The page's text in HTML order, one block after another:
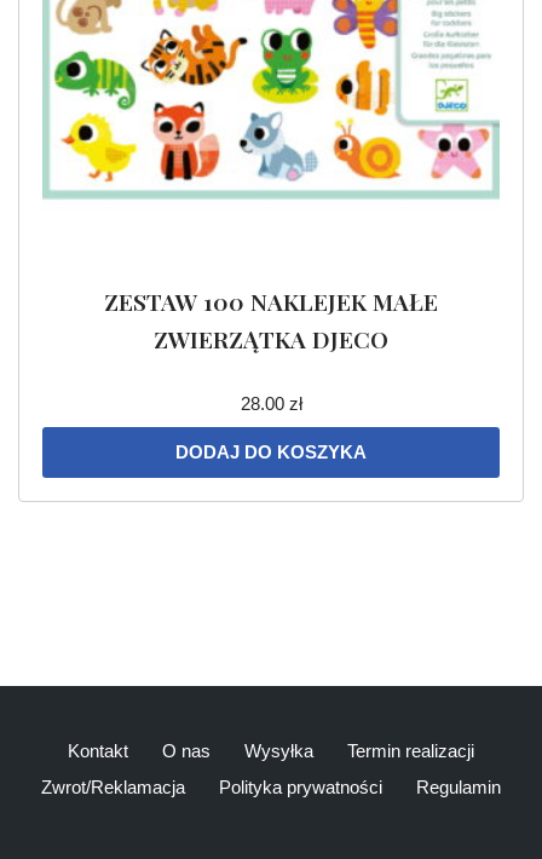
ZESTAW 100 NAKLEJEK MAŁE
ZWIERZĄTKA DJECO
28.00 zł
DODAJ DO KOSZYKA
Kontakt O nas Wysyłka
Termin realizacji
Zwrot/Reklamacja
Polityka prywatności Regulamin